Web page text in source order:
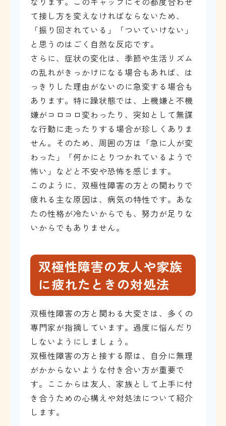
て接し方を変えなければならないため、
「振り回されている」「ついていけない」
と思うのはごく自然な反応です。
さらに、症状の変化は、季節や生活リズム
の乱れがきっかけになる場合もあれば、は
っきりした理由がないのに急変する場合も
あります。特に躁状態では、上機嫌と不機
嫌がコロコロ変わったり、突如として無謀
な行動に走ったりする場合が珍しくありま
せん。そのため、周囲の方は「急に人が変
わった」「何かにとりつかれているようで
怖い」などと不安や恐怖を感じます。
このように、双極性障害の方との関わりで
疲れる主な原因は、病気の特性です。あな
たの性格が冷たいからでも、努力が足りな
いからでもありません。
双極性障害の友人や家族
に疲れたときの対処法
双極性障害の方と関わる大変さは、多くの
専門家が指摘しています。過度に悩んだり
しないようにしましょう。
双極性障害の方と接する際は、自分に無理
がかからないような付き合い方が重要で
す。ここからは友人、家族として上手に付
き合うための心構えや対処法について紹介
します。